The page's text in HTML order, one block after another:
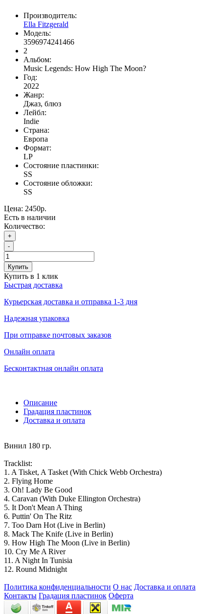
Производитель:
Ella Fitzgerald
Модель:
3596974241466
2
Альбом:
Music Legends: How High The Moon?
Год:
2022
Жанр:
Джаз, блюз
Лейбл:
Indie
Страна:
Европа
Формат:
LP
Состояние пластинки:
SS
Состояние обложки:
SS
Цена: 2450р.
Есть в наличии
Количество:
+
-
Купить
Купить в 1 клик
Быстрая доставка
Курьерская доставка и отправка 1-3 дня
Надежная упаковка
При отправке почтовых заказов
Онлайн оплата
Бесконтактная онлайн оплата
Описание
Градация пластинок
Доставка и оплата
Винил 180 гр.
Tracklist:
1. A Tisket, A Tasket (With Chick Webb Orchestra)
2. Flying Home
3. Oh! Lady Be Good
4. Caravan (With Duke Ellington Orchestra)
5. It Don't Mean A Thing
6. Puttin' On The Ritz
7. Too Darn Hot (Live in Berlin)
8. Mack The Knife (Live in Berlin)
9. How High The Moon (Live in Berlin)
10. Cry Me A River
11. A Night In Tunisia
12. Round Midnight
Политика конфиденциальности О нас Доставка и оплата
Контакты Градация пластинок Оферта